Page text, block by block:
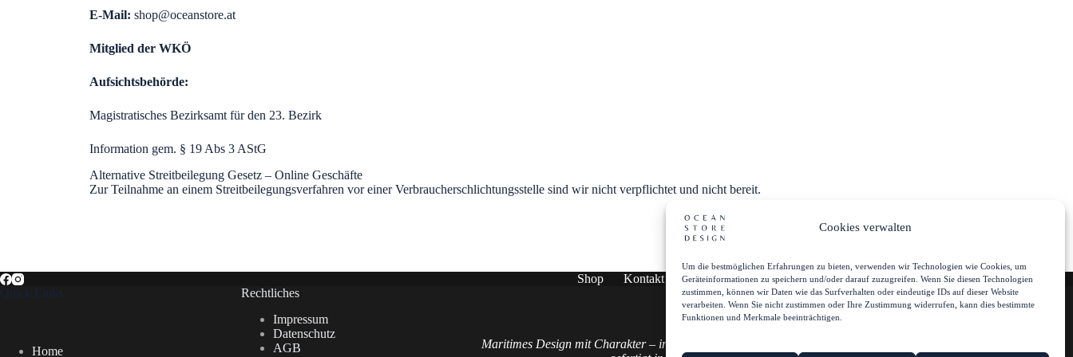
Cookies verwalten
Um die bestmöglichen Erfahrungen zu bieten, verwenden wir Technologien wie Cookies, um
Geräteinformationen zu speichern und/oder darauf zuzugreifen. Wenn Sie diesen Technologien
zustimmen, können wir Daten wie das Surfverhalten oder eindeutige IDs auf dieser Website
verarbeiten. Wenn Sie nicht zustimmen oder Ihre Zustimmung widerrufen, kann dies bestimmte
Funktionen und Merkmale beeinträchtigen.
E-Mail: shop@oceanstore.at
Mitglied der WKÖ
Aufsichtsbehörde:
Magistratisches Bezirksamt für den 23. Bezirk
Information gem. § 19 Abs 3 AStG
Alternative Streitbeilegung Gesetz – Online Geschäfte
Zur Teilnahme an einem Streitbeilegungsverfahren vor einer Verbraucherschlichtungsstelle sind wir nicht verpflichtet und nicht bereit.
Shop Kontakt Über Uns
Mein Account
Quick Links
Home
Rechtliches
Impressum
Datenschutz
AGB
Maritimes Design mit Charakter – inspiriert vom Meer, gestaltet mit Leidenschaft,